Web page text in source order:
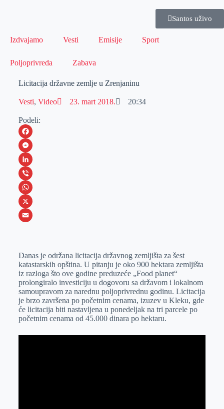
Santos uživo
Izdvajamo Vesti Emisije Sport
Poljoprivreda Zabava
Licitacija državne zemlje u Zrenjaninu
Vesti, Video 23. mart 2018. 20:34
Podeli:
F
a
c
e
b
o
M
e
s
s
e
e
r
L
i
n
k
I
n
V
i
b
W
h
s
A
p
p
X
a
i
l
Danas je održana licitacija državnog zemljišta za šest
katastarskih opština. U pitanju je oko 900 hektara zemljišta
iz razloga što ove godine preduzeće „Food planet“
prolongiralo investiciju u dogovoru sa državom i lokalnom
samoupravom za narednu poljoprivrednu godinu. Licitacija
je brzo završena po početnim cenama, izuzev u Kleku, gde
će licitacija biti nastavljena u ponedeljak na tri parcele po
početnim cenama od 45.000 dinara po hektaru.